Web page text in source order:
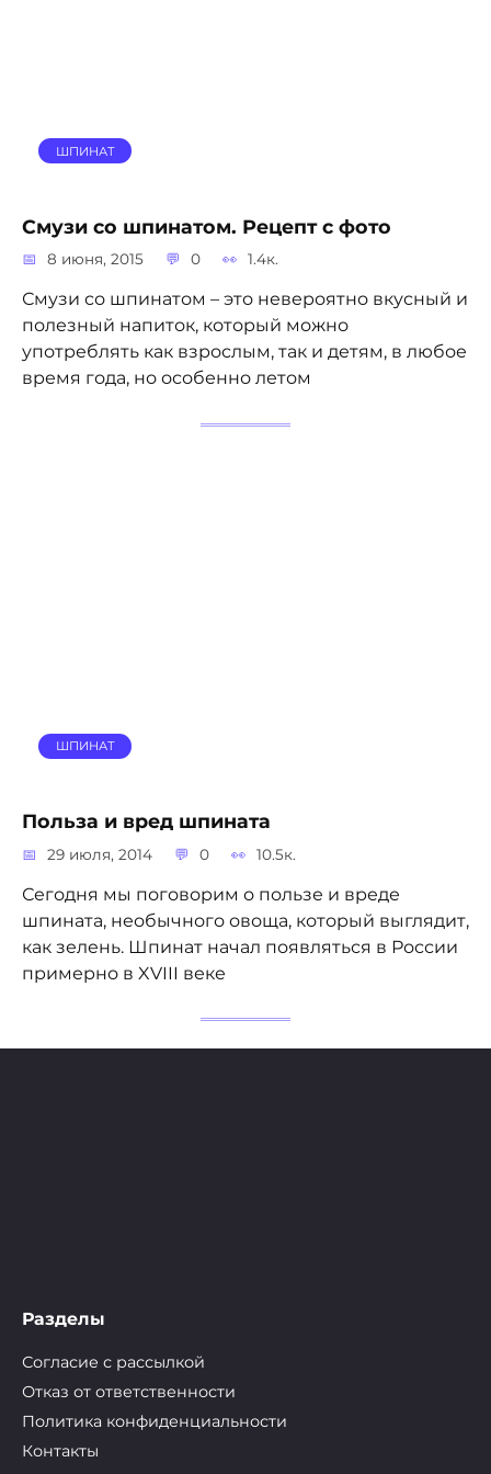
ШПИНАТ
Смузи со шпинатом. Рецепт с фото
8 июня, 2015 0 1.4к.
Смузи со шпинатом – это невероятно вкусный и
полезный напиток, который можно
употреблять как взрослым, так и детям, в любое
время года, но особенно летом
ШПИНАТ
Польза и вред шпината
29 июля, 2014 0 10.5к.
Сегодня мы поговорим о пользе и вреде
шпината, необычного овоща, который выглядит,
как зелень. Шпинат начал появляться в России
примерно в XVIII веке
Разделы
Согласие с рассылкой
Отказ от ответственности
Политика конфиденциальности
Контакты